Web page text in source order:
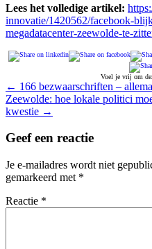
Lees het volledige artikel:
innovatie/1420562/facebook-
megadatacenter-zeewolde-te-
Voel je vrij om
Berichtnavigatie
← 166 bezwaarschriften –
Zeewolde: hoe lokale politici
kwestie →
Geef een reactie
Je e-mailadres wordt niet
gemarkeerd met *
Reactie *